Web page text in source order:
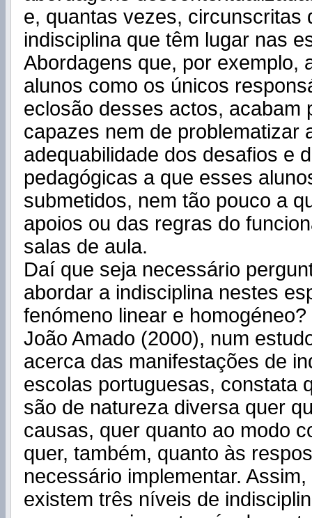
e, quantas vezes, circunscritas
indisciplina que têm lugar nas
Abordagens que, por exemplo,
alunos como os únicos
eclosão desses actos, acabam
capazes nem de problematizar
adequabilidade dos desafios e
pedagógicas a que esses
submetidos, nem tão pouco a
apoios ou das regras do
salas de aula.
Daí que seja necessário
abordar a indisciplina nestes
fenómeno linear e homogéneo?
João Amado (2000), num
acerca das manifestações de
escolas portuguesas, constata
são de natureza diversa quer
causas, quer quanto ao modo
quer, também, quanto às
necessário implementar.
existem três níveis de